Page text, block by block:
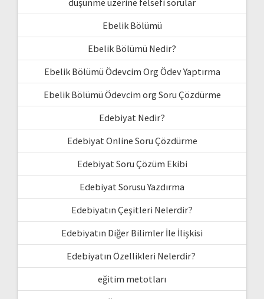
Ebelik Bölümü
Ebelik Bölümü Nedir?
Ebelik Bölümü Ödevcim Org Ödev Yaptırma
Ebelik Bölümü Ödevcim org Soru Çözdürme
Edebiyat Nedir?
Edebiyat Online Soru Çözdürme
Edebiyat Soru Çözüm Ekibi
Edebiyat Sorusu Yazdırma
Edebiyatın Çeşitleri Nelerdir?
Edebiyatın Diğer Bilimler İle İlişkisi
Edebiyatın Özellikleri Nelerdir?
eğitim metotları